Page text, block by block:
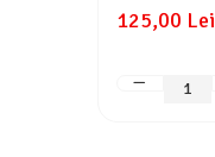
125,00 Lei